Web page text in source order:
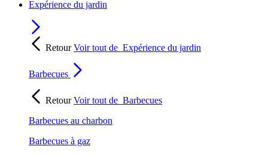
Expérience du jardin
RetourVoir tout de Expérience du jardin
Barbecues
RetourVoir tout de Barbecues
Barbecues au charbon
Barbecues à gaz